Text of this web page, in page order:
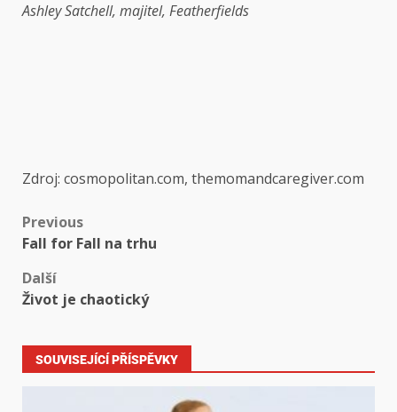
Ashley Satchell, majitel, Featherfields
Zdroj: cosmopolitan.com, themomandcaregiver.com
Previous
Fall for Fall na trhu
Další
Život je chaotický
SOUVISEJÍCÍ PŘÍSPĚVKY